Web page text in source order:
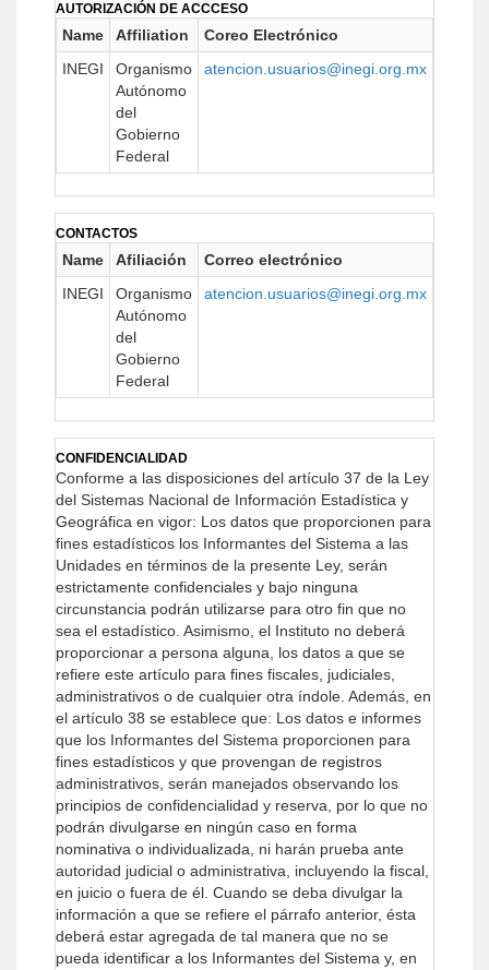
AUTORIZACIÓN DE ACCCESO
Name Affiliation Coreo Electrónico
INEGI
Organismo
Autónomo
del
Gobierno
Federal
atencion.usuarios@inegi.org.mx
CONTACTOS
Name Afiliación Correo electrónico
INEGI
Organismo
Autónomo
del
Gobierno
Federal
atencion.usuarios@inegi.org.mx
CONFIDENCIALIDAD
Conforme a las disposiciones del artículo 37 de la Ley
del Sistemas Nacional de Información Estadística y
Geográfica en vigor: Los datos que proporcionen para
fines estadísticos los Informantes del Sistema a las
Unidades en términos de la presente Ley, serán
estrictamente confidenciales y bajo ninguna
circunstancia podrán utilizarse para otro fin que no
sea el estadístico. Asimismo, el Instituto no deberá
proporcionar a persona alguna, los datos a que se
refiere este artículo para fines fiscales, judiciales,
administrativos o de cualquier otra índole. Además, en
el artículo 38 se establece que: Los datos e informes
que los Informantes del Sistema proporcionen para
fines estadísticos y que provengan de registros
administrativos, serán manejados observando los
principios de confidencialidad y reserva, por lo que no
podrán divulgarse en ningún caso en forma
nominativa o individualizada, ni harán prueba ante
autoridad judicial o administrativa, incluyendo la fiscal,
en juicio o fuera de él. Cuando se deba divulgar la
información a que se refiere el párrafo anterior, ésta
deberá estar agregada de tal manera que no se
pueda identificar a los Informantes del Sistema y, en